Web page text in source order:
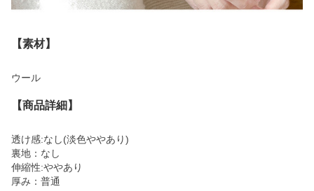
【素材】
ウール
【商品詳細】
透け感:なし(淡色ややあり)
裏地：なし
伸縮性:ややあり
厚み：普通